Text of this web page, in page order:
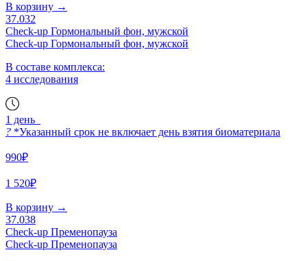
В корзину →
37.032
Check-up Гормональный фон, мужской
Check-up Гормональный фон, мужской
В составе комплекса:
4 исследования
1 день
? *Указанный срок не включает день взятия биоматериала
990₽
1 520₽
В корзину →
37.038
Check-up Пременопауза
Check-up Пременопауза